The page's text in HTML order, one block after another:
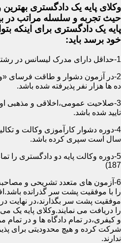
وکلای پایه یک دادگستری
حیث تجربه و سلسله مراتب در
پایه یک دادگستری برای اینکه
خود برسد باید:
1-حداقل دارای مدرک لیسانس در رشته حقوق باشد.
2-در آزمون دشوار و طاقت فرسای
ده ها هزار نفر پذیرفته شده باشد.
3-صلاحیت عمومی،اخلاقی و مذهبی
تایید شده باشد.
4-دوره دشوار کارآموزی وکالت و
سال است سپری کرده باشد.
5-دوره وکالت پایه دو دادگستری را
187)
6-آزمون های متعدد تشریحی و
را با موفقیت پشت سر گذرانده
موفقیت پشت سر بگذارند،در نهایت
را دریافت می نمایند.وکلای پایه یک
و کیفری،در تمام دادگاه ها و در
شرکت کرده و هیچ محدودیتی برای
ندارند.